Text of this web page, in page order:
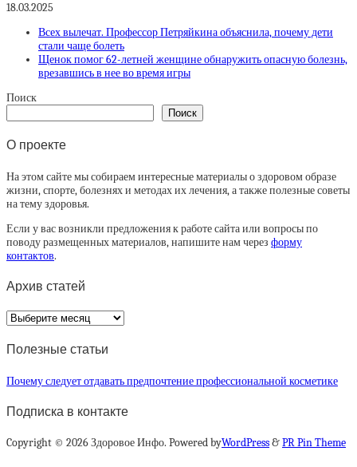
18.03.2025
Всех вылечат. Профессор Петряйкина объяснила, почему дети
стали чаще болеть
Щенок помог 62-летней женщине обнаружить опасную болезнь,
врезавшись в нее во время игры
Поиск
Поиск
О проекте
На этом сайте мы собираем интересные материалы о здоровом образе
жизни, спорте, болезнях и методах их лечения, а также полезные советы
на тему здоровья.
Если у вас возникли предложения к работе сайта или вопросы по
поводу размещенных материалов, напишите нам через форму
контактов.
Архив статей
Архив
статей
Полезные статьи
Почему следует отдавать предпочтение профессиональной косметике
Подписка в контакте
Copyright © 2026 Здоровое Инфо. Powered byWordPress&PR Pin Theme